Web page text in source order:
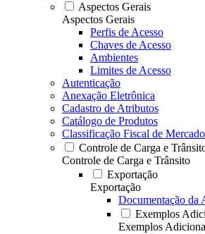
Aspectos Gerais
Aspectos Gerais
Perfis de Acesso
Chaves de Acesso
Ambientes
Limites de Acesso
Autenticação
Anexação Eletrônica
Cadastro de Atributos
Catálogo de Produtos
Classificação Fiscal de
Controle de Carga e
Controle de Carga e Trânsito
Exportação
Exportação
Documentação da
Exemplos
Exemplos